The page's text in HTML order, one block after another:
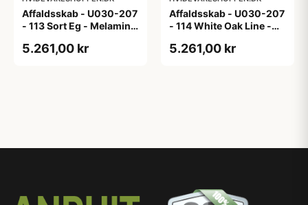
Affaldsskab - U030-207
- 113 Sort Eg - Melamin,
5.261,00 kr
Affaldsskab - U030-207
- 114 White Oak Line -
5.261,00 kr